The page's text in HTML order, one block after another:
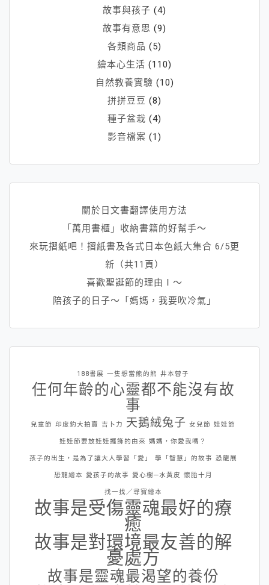
故事與孩子 (4)
故事有意思 (9)
各類商品 (5)
繪本心生活 (110)
自然教養實驗 (10)
拼拼豆豆 (8)
種子盆栽 (4)
影音檔案 (1)
關於日文書翻譯使用方法
「萬用書櫃」收納書籍的好幫手～
來玩摺紙吧！摺紙書及各式日本色紙大集合 6/5更
新（共11頁）
喜歡聖誕節的理由Ⅰ～
陪孩子的日子～「媽媽，我要吹冷氣」
188書展 一隻想當熊的熊 井本蓉子
任何年齡的心靈都不能沒有故
事
兒童節 印度豹大拍賣 吉卜力 天鵝絨兔子 女兒節 娃娃節
娃娃節要放娃娃擺飾的由來 媽媽，你愛我嗎？
孩子的出生，是為了讓大人學習「愛」 學「智慧」的故事 恐龍展
恐龍繪本 愛孩子的故事 愛心樹─水黃皮 懷胎十月
找一找／尋寶繪本
故事是受傷靈魂最好的療
癒
故事是對環境最友善的解
憂處方
故事是靈魂最渴望的養份